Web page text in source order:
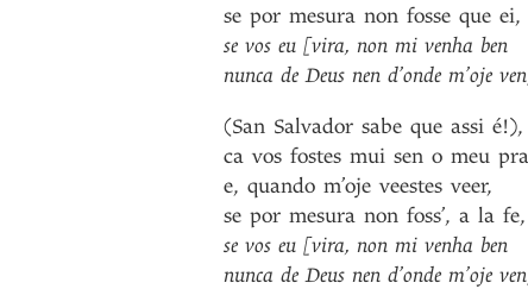
se por mesura non fosse que ei,
se vos eu [vira, non mi venha ben
nunca de Deus nen d’onde m’oje
(San Salvador sabe que assi é!),
ca vos fostes mui sen o meu
e, quando m’oje veestes veer,
se por mesura non foss’, a la fe,
se vos eu [vira, non mi venha ben
nunca de Deus nen d’onde m’oje